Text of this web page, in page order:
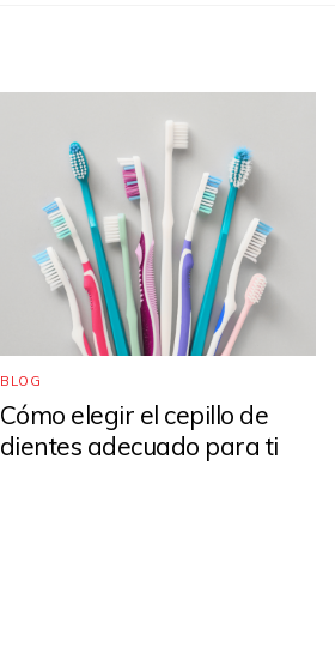
BLOG
Cómo elegir el cepillo de
dientes adecuado para ti